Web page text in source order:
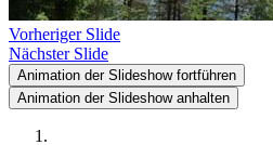
Vorheriger Slide
Nächster Slide
Animation der Slideshow fortführen
Animation der Slideshow anhalten